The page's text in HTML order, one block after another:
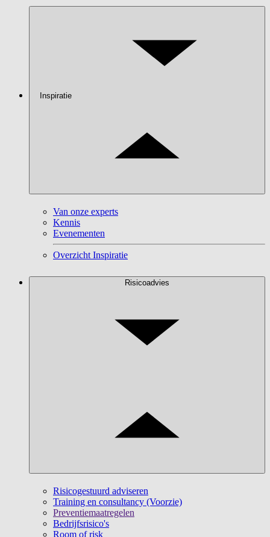
Inspiratie
Van onze experts
Kennis
Evenementen
Overzicht Inspiratie
Risicoadvies
Risicogestuurd adviseren
Training en consultancy (Voorzie)
Preventiemaatregelen
Bedrijfsrisico's
Room of risk